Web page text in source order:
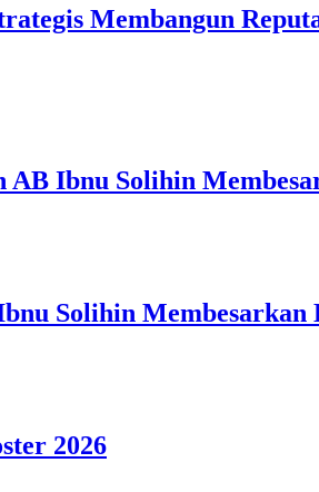
Membangun
Ibnu Solihin
Solihin Membesarkan
2026